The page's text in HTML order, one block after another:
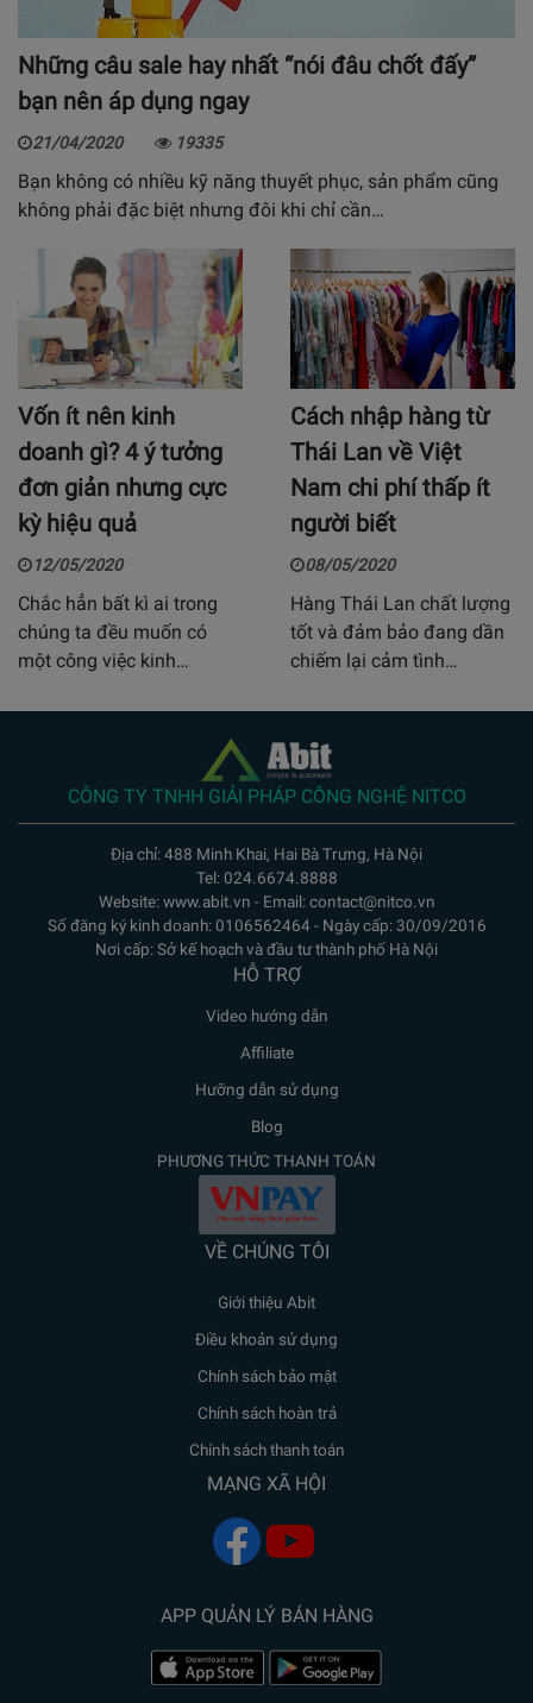
Những câu sale hay nhất “nói đâu chốt đấy”
bạn nên áp dụng ngay
21/04/2020 19335
Bạn không có nhiều kỹ năng thuyết phục, sản phẩm cũng
không phải đặc biệt nhưng đôi khi chỉ cần…
Vốn ít nên kinh
doanh gì? 4 ý tưởng
đơn giản nhưng cực
kỳ hiệu quả
12/05/2020
Chắc hẳn bất kì ai trong
chúng ta đều muốn có
một công việc kinh…
Cách nhập hàng từ
Thái Lan về Việt
Nam chi phí thấp ít
người biết
08/05/2020
Hàng Thái Lan chất lượng
tốt và đảm bảo đang dần
chiếm lại cảm tình…
CÔNG TY TNHH GIẢI PHÁP CÔNG NGHỆ NITCO
Địa chỉ: 488 Minh Khai, Hai Bà Trưng, Hà Nội
Tel: 024.6674.8888
Website: www.abit.vn - Email: contact@nitco.vn
Số đăng ký kinh doanh: 0106562464 - Ngày cấp: 30/09/2016
Nơi cấp: Sở kế hoạch và đầu tư thành phố Hà Nội
HỖ TRỢ
Video hướng dẫn
Affiliate
Hưỡng dẫn sử dụng
Blog
PHƯƠNG THỨC THANH TOÁN
VỀ CHÚNG TÔI
Giới thiệu Abit
Điều khoản sử dụng
Chính sách bảo mật
Chính sách hoàn trả
Chính sách thanh toán
MẠNG XÃ HỘI
APP QUẢN LÝ BÁN HÀNG